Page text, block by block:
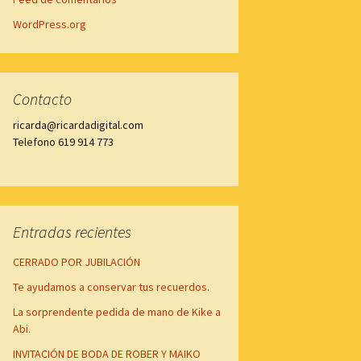
WordPress.org
Contacto
ricarda@ricardadigital.com
Telefono 619 914 773
Entradas recientes
CERRADO POR JUBILACIÓN
Te ayudamos a conservar tus recuerdos.
La sorprendente pedida de mano de Kike a
Abi.
INVITACIÓN DE BODA DE ROBER Y MAIKO